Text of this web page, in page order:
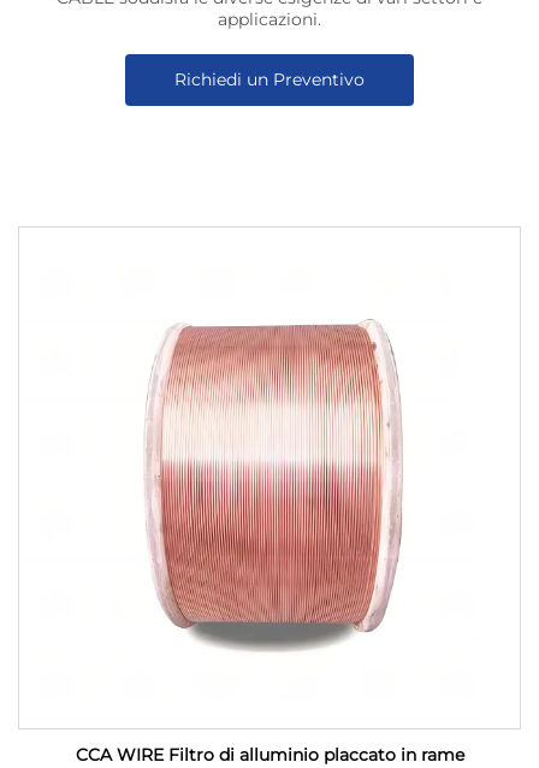
applicazioni.
Richiedi un Preventivo
CCA WIRE Filtro di alluminio placcato in rame